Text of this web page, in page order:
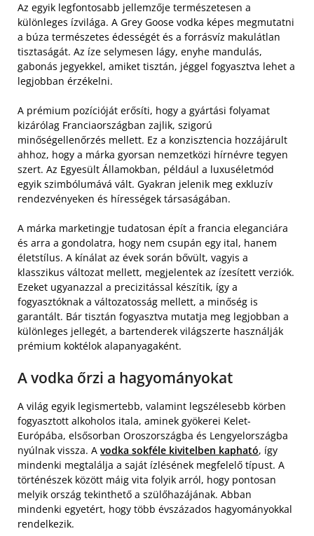
Az egyik legfontosabb jellemzője természetesen a
különleges ízvilága. A Grey Goose vodka képes megmutatni
a búza természetes édességét és a forrásvíz makulátlan
tisztaságát. Az íze selymesen lágy, enyhe mandulás,
gabonás jegyekkel, amiket tisztán, jéggel fogyasztva lehet a
legjobban érzékelni.
A prémium pozícióját erősíti, hogy a gyártási folyamat
kizárólag Franciaországban zajlik, szigorú
minőségellenőrzés mellett. Ez a konzisztencia hozzájárult
ahhoz, hogy a márka gyorsan nemzetközi hírnévre tegyen
szert. Az Egyesült Államokban, például a luxuséletmód
egyik szimbólumává vált. Gyakran jelenik meg exkluzív
rendezvényeken és hírességek társaságában.
A márka marketingje tudatosan épít a francia eleganciára
és arra a gondolatra, hogy nem csupán egy ital, hanem
életstílus. A kínálat az évek során bővült, vagyis a
klasszikus változat mellett, megjelentek az ízesített verziók.
Ezeket ugyanazzal a precizitással készítik, így a
fogyasztóknak a változatosság mellett, a minőség is
garantált. Bár tisztán fogyasztva mutatja meg legjobban a
különleges jellegét, a bartenderek világszerte használják
prémium koktélok alapanyagaként.
A vodka őrzi a hagyományokat
A világ egyik legismertebb, valamint legszélesebb körben
fogyasztott alkoholos itala, aminek gyökerei Kelet-
Európába, elsősorban Oroszországba és Lengyelországba
nyúlnak vissza. A vodka sokféle kivitelben kapható, így
mindenki megtalálja a saját ízlésének megfelelő típust. A
történészek között máig vita folyik arról, hogy pontosan
melyik ország tekinthető a szülőhazájának. Abban
mindenki egyetért, hogy több évszázados hagyományokkal
rendelkezik.